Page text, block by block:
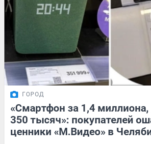
ГОРОД
«Смартфон за 1,4 миллиона,
350 тысяч»: покупателей
ценники «М.Видео» в